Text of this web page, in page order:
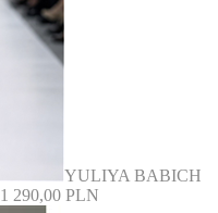
YULIYA BABICH
1 290,00 PLN